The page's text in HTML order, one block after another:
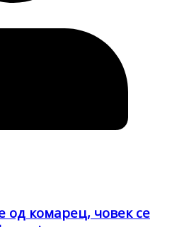
од комарец, човек се